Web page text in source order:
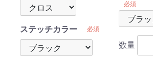
ステッチカラー 必須
必須
数量